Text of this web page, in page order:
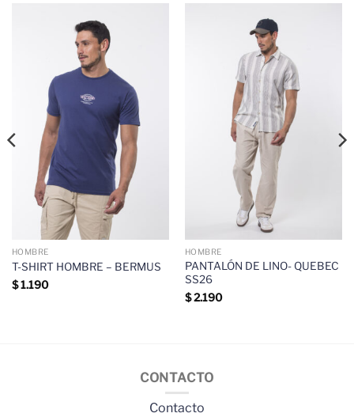
HOMBRE
T-SHIRT HOMBRE – BERMUS
$1.190
HOMBRE
PANTALÓN DE LINO- QUEBEC
SS26
$2.190
CONTACTO
Contacto